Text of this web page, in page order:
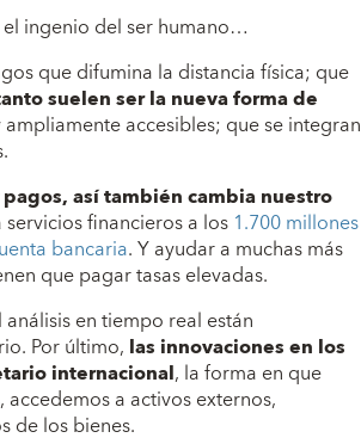
ingenio del ser humano…
que difumina la distancia física; que
suelen ser la nueva forma de
accesibles; que se integran
así también cambia nuestro
financieros a los 1.700 millones
bancaria. Y ayudar a muchas más
que pagar tasas elevadas.
en tiempo real están
Por último, las innovaciones en los
internacional, la forma en que
a activos externos,
de los bienes.